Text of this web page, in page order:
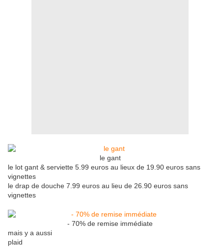
le gant
le lot gant & serviette 5.99 euros au lieux de 19.90 euros sans
vignettes
le drap de douche 7.99 euros au lieu de 26.90 euros sans
vignettes
- 70% de remise immédiate
mais y a aussi
plaid